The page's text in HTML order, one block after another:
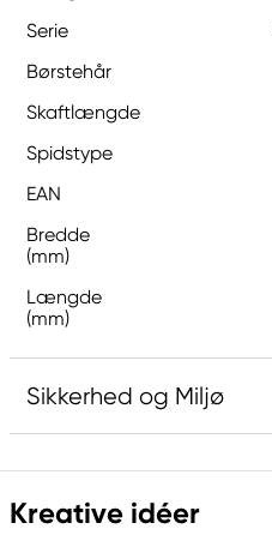
Serie
Børstehår
Skaftlængde
Spidstype
EAN
Bredde
(mm)
Længde
(mm)
Sikkerhed og Miljø
Ansvarlig EU
Kreatima
Kreative idéer